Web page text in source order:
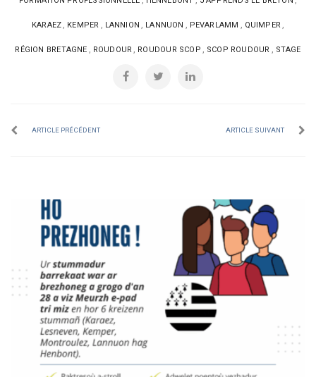
KARAEZ KEMPER LANNION LANNUON PEVARLAMM QUIMPER
RÉGION BRETAGNE ROUDOUR ROUDOUR SCOP SCOP ROUDOUR STAGE
ARTICLE PRÉCÉDENT ARTICLE SUIVANT